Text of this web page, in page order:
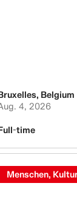
Logistik
Design &
Legal,
, Belgium
4, 2026
time
Menschen,